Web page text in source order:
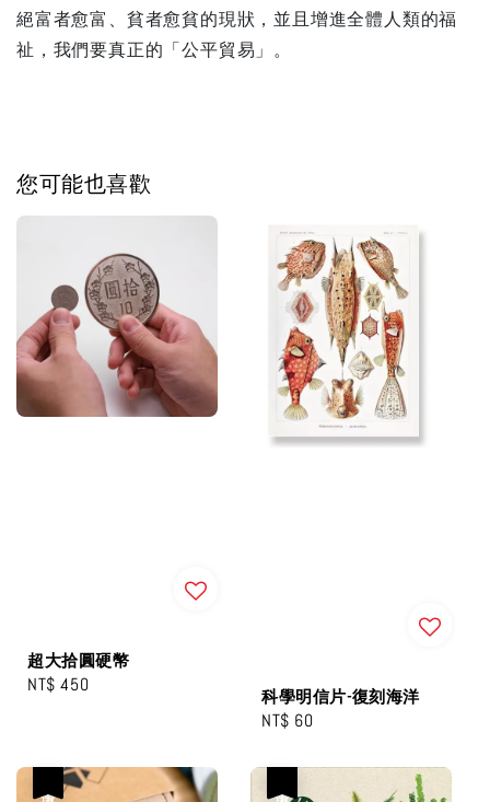
絕富者愈富、貧者愈貧的現狀，並且增進全體人類的福
祉，我們要真正的「公平貿易」。
您可能也喜歡
超大拾圓硬幣
Regular
NT$ 450
科學明信片-復刻海洋
Regular
NT$ 60